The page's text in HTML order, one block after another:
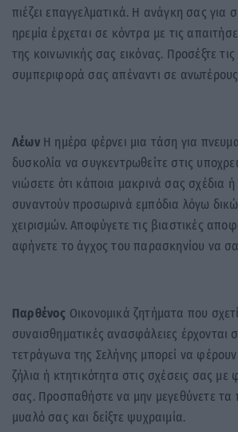
πιέζει επαγγελματικά. Η ανάγκη σας για
ηρεμία έρχεται σε κόντρα με τις
της κοινωνικής σας εικόνας. Προσέξτε
συμπεριφορά σας απέναντι σε
ΛέωνΗ ημέρα φέρνει μια τάση για
δυσκολία να συγκεντρωθείτε στις
νιώσετε ότι κάποια μακρινά σας σχέδια
συναντούν προσωρινά εμπόδια λόγω
χειρισμών. Αποφύγετε τις βιαστικές
αφήνετε το άγχος του παρασκηνίου να
Παρθένος Οικονομικά ζητήματα που
συναισθηματικές ανασφάλειες έρχονται
τετράγωνα της Σελήνης μπορεί να
ζήλια ή κτητικότητα στις σχέσεις σας με
σας. Προσπαθήστε να μην μεγεθύνετε
μυαλό σας και δείξτε ψυχραιμία.